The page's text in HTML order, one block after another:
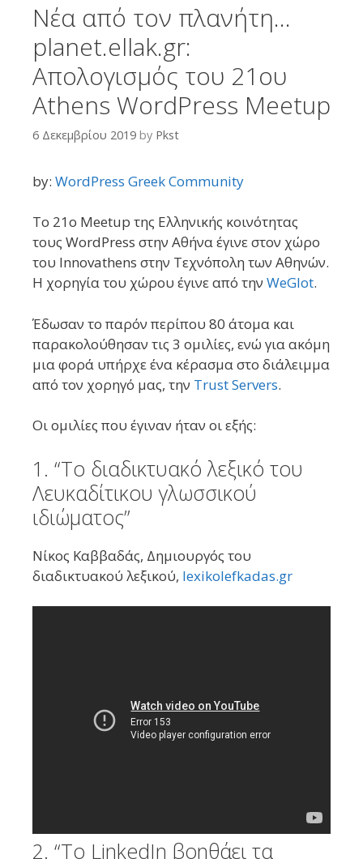
Νέα από τον πλανήτη…
planet.ellak.gr:
Απολογισμός του 21ου
Athens WordPress Meetup
6 Δεκεμβρίου 2019 by Pkst
by: WordPress Greek Community
Το 21ο Meetup της Ελληνικής κοινότητας
τους WordPress στην Αθήνα έγινε στον χώρο
του Innovathens στην Τεχνόπολη των Αθηνών.
Η χορηγία του χώρου έγινε από την WeGlot.
Έδωσαν το παρόν περίπου 80 άτομα και
παρακολούθησαν τις 3 ομιλίες, ενώ για ακόμη
μια φορά υπήρχε ένα κέρασμα στο διάλειμμα
από τον χορηγό μας, την Trust Servers.
Οι ομιλίες που έγιναν ήταν οι εξής:
1. “Το διαδικτυακό λεξικό του
Λευκαδίτικου γλωσσικού
ιδιώματος”
Νίκος Καββαδάς, Δημιουργός του
διαδικτυακού λεξικού, lexikolefkadas.gr
2. “To LinkedIn βοηθάει τα